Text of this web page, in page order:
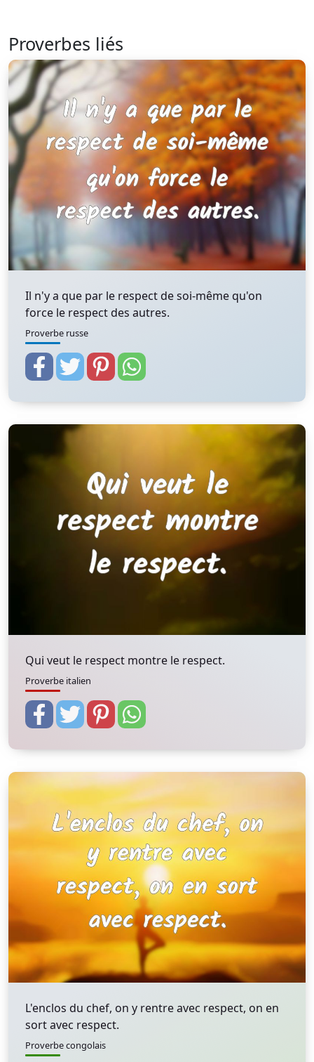
Proverbes liés
Il n'y a que par le respect de soi-même qu'on
force le respect des autres.
Proverbe russe
Qui veut le respect montre le respect.
Proverbe italien
L'enclos du chef, on y rentre avec respect, on en
sort avec respect.
Proverbe congolais